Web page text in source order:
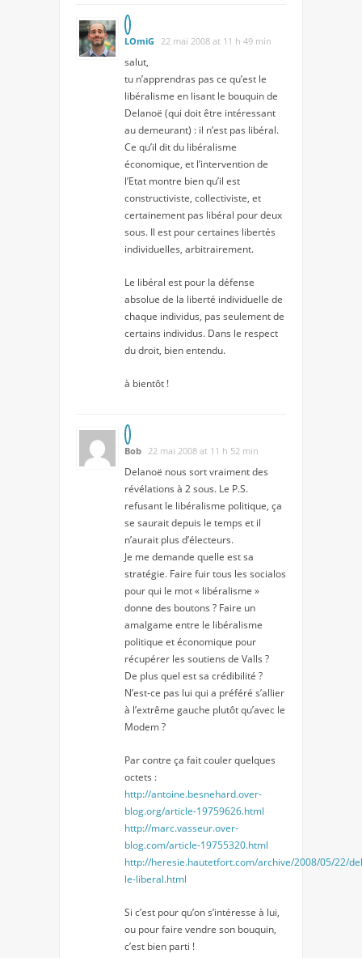
LOmiG 22 mai 2008 at 11 h 49 min
salut,
tu n’apprendras pas ce qu’est le
libéralisme en lisant le bouquin de
Delanoë (qui doit être intéressant
au demeurant) : il n’est pas libéral.
Ce qu’il dit du libéralisme
économique, et l’intervention de
l’Etat montre bien qu’il est
constructiviste, collectiviste, et
certainement pas libéral pour deux
sous. Il est pour certaines libertés
individuelles, arbitrairement.
Le libéral est pour la défense
absolue de la liberté individuelle de
chaque individus, pas seulement de
certains individus. Dans le respect
du droit, bien entendu.
à bientôt !
Bob 22 mai 2008 at 11 h 52 min
Delanoë nous sort vraiment des
révélations à 2 sous. Le P.S.
refusant le libéralisme politique, ça
se saurait depuis le temps et il
n’aurait plus d’électeurs.
Je me demande quelle est sa
stratégie. Faire fuir tous les socialos
pour qui le mot « libéralisme »
donne des boutons ? Faire un
amalgame entre le libéralisme
politique et économique pour
récupérer les soutiens de Valls ?
De plus quel est sa crédibilité ?
N’est-ce pas lui qui a préféré s’allier
à l’extrême gauche plutôt qu’avec le
Modem ?
Par contre ça fait couler quelques
octets :
http://antoine.besnehard.over-
blog.org/article-19759626.html
http://marc.vasseur.over-
blog.com/article-19755320.html
http://heresie.hautetfort.com/archive/2008/05/22/
le-liberal.html
Si c’est pour qu’on s’intéresse à lui,
ou pour faire vendre son bouquin,
c’est bien parti !